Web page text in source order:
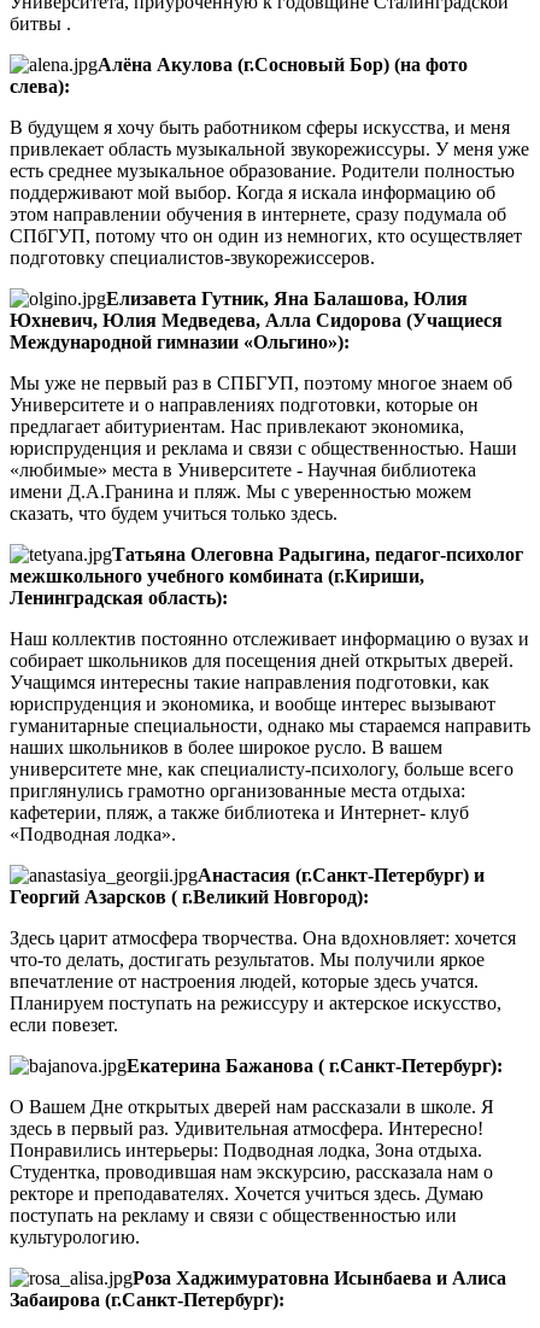
битвы .
Алёна Акулова (г.Сосновый Бор) (на фото
слева):
В будущем я хочу быть работником сферы искусства, и меня
привлекает область музыкальной звукорежиссуры. У меня уже
есть среднее музыкальное образование. Родители полностью
поддерживают мой выбор. Когда я искала информацию об
этом направлении обучения в интернете, сразу подумала об
СПбГУП, потому что он один из немногих, кто осуществляет
подготовку специалистов-звукорежиссеров.
Елизавета Гутник, Яна Балашова, Юлия
Юхневич, Юлия Медведева, Алла Сидорова (Учащиеся
Международной гимназии «Ольгино»):
Мы уже не первый раз в СПБГУП, поэтому многое знаем об
Университете и о направлениях подготовки, которые он
предлагает абитуриентам. Нас привлекают экономика,
юриспруденция и реклама и связи с общественностью. Наши
«любимые» места в Университете - Научная библиотека
имени Д.А.Гранина и пляж. Мы с уверенностью можем
сказать, что будем учиться только здесь.
Татьяна Олеговна Радыгина, педагог-психолог
межшкольного учебного комбината (г.Кириши,
Ленинградская область):
Наш коллектив постоянно отслеживает информацию о вузах и
собирает школьников для посещения дней открытых дверей.
Учащимся интересны такие направления подготовки, как
юриспруденция и экономика, и вообще интерес вызывают
гуманитарные специальности, однако мы стараемся направить
наших школьников в более широкое русло. В вашем
университете мне, как специалисту-психологу, больше всего
приглянулись грамотно организованные места отдыха:
кафетерии, пляж, а также библиотека и Интернет- клуб
«Подводная лодка».
Анастасия (г.Санкт-Петербург) и
Георгий Азарсков ( г.Великий Новгород):
Здесь царит атмосфера творчества. Она вдохновляет: хочется
что-то делать, достигать результатов. Мы получили яркое
впечатление от настроения людей, которые здесь учатся.
Планируем поступать на режиссуру и актерское искусство,
если повезет.
Екатерина Бажанова ( г.Санкт-Петербург):
О Вашем Дне открытых дверей нам рассказали в школе. Я
здесь в первый раз. Удивительная атмосфера. Интересно!
Понравились интерьеры: Подводная лодка, Зона отдыха.
Студентка, проводившая нам экскурсию, рассказала нам о
ректоре и преподавателях. Хочется учиться здесь. Думаю
поступать на рекламу и связи с общественностью или
культурологию.
Роза Хаджимуратовна Исынбаева и Алиса
Забаирова (г.Санкт-Петербург):